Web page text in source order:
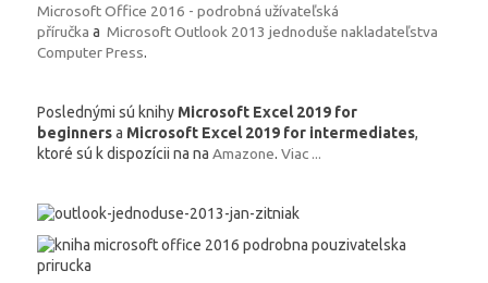
Microsoft Office 2016 - podrobná užívateľská
příručka a Microsoft Outlook 2013 jednoduše nakladateľstva
Computer Press.
Poslednými sú knihy Microsoft Excel 2019 for
beginnersa Microsoft Excel 2019 for intermediates,
ktoré sú k dispozícii na na Amazone. Viac ...